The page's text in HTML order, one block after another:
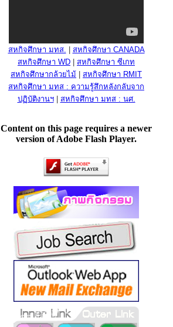
สหกิจศึกษา มทส.
สหกิจศึกษา CANADA
สหกิจศึกษา WD
สหกิจศึกษา ซีเกท
สหกิจศึกษากล้วยไม้
สหกิจศึกษา RMIT
สหกิจศึกษา มทส : ความรู้สึกหลังกลับจาก
ปฏิบัติงานฯ| สหกิจศึกษา มทส : นศ.
Content on this page requires a newer
version of Adobe Flash Player.